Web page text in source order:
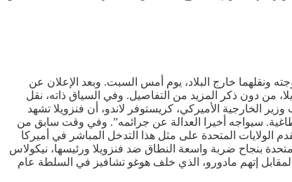
ونقلهما خارج البلاد، يوم أمس السبت. وبعد الإعلان عن
من دون ذكر المزيد من التفاصيل. وفي السياق ذاته، نقل
الخارجية الأميركي، كريستوفر لاندو، أن فنزويلا تشهد
سيواجه أخيرا العدالة عن جرائمه”. وفي وقت سابق من
الولايات ‌المتحدة على ​مثل هذا التدخل المباشر في أميركا
المتحدة بنجاح ضربة واسعة النطاق ضد ⁠فنزويلا ورئيسها، نيكولاس
المقابل إتهم مادورو، الذي خلف هوغو تشافيز في السلطة عام